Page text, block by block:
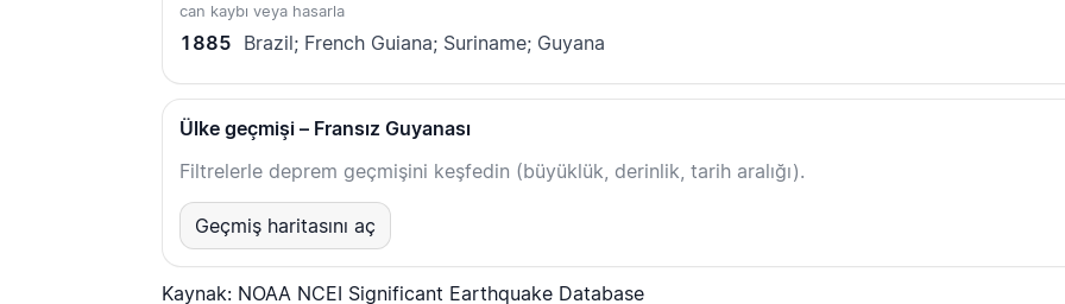
can kaybı veya hasarla
1885 Brazil; French Guiana; Suriname; Guyana
Ülke geçmişi – Fransız Guyanası
Filtrelerle deprem geçmişini keşfedin (büyüklük, derinlik, tarih aralığı).
Geçmiş haritasını aç
Kaynak: NOAA NCEI Significant Earthquake Database